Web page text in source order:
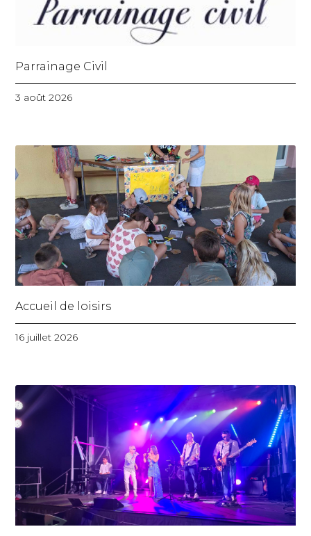
Parrainage Civil
3 août 2026
Accueil de loisirs
16 juillet 2026